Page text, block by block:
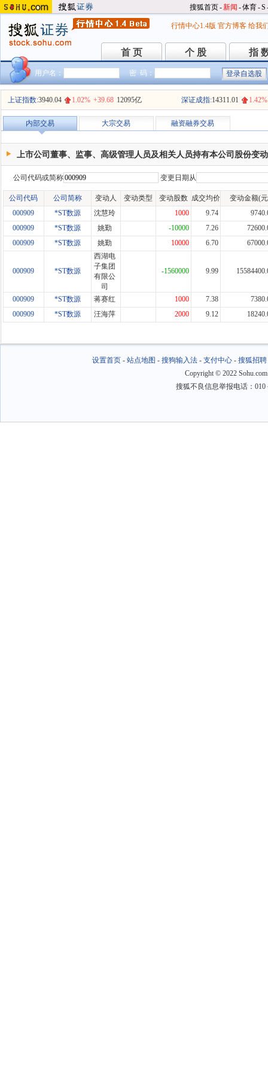
搜狐首页-新闻 -体育-S
行情中心1.4版 官方博客 给我
首 页
首 页 个 股
个 股 指
指
用户名： 密 码：
上证指数:3940.04 1.02% +39.68 12095亿 深证成指:14311.01 1.42%
内部交易 大宗交易 融资融券交易
上市公司董事、监事、高级管理人员及相关人员持有本公司股份变
公司代码或简称 变更日期从
公司代码 公司简称 变动人 变动类型 变动股数 成交均价
变动金额(
000909
*ST数源 沈慧玲 1000 9.74
000909
*ST数源 姚勤 -10000 7.26
000909
*ST数源 姚勤 10000 6.70
000909 *ST数源
西湖电
子集团
有限公
司
-1560000 9.99
000909 *ST数源 蒋赛红 1000 7.38
000909
*ST数源 汪海萍 2000 9.12
设置首页 -站点地图 -搜狗输入法 -支付中心 -搜狐招聘
Copyright © 2022
搜狐不良信息举报电话：010